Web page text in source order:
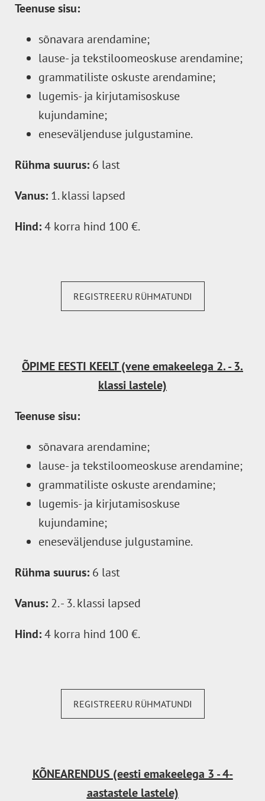
Teenuse sisu:
sõnavara arendamine;
lause- ja tekstiloomeoskuse arendamine;
grammatiliste oskuste arendamine;
lugemis- ja kirjutamisoskuse
kujundamine;
eneseväljenduse julgustamine.
Rühma suurus: 6 last
Vanus: 1. klassi lapsed
Hind:4 korra hind 100 €.
REGISTREERU RÜHMATUNDI
ÕPIME EESTI KEELT (vene emakeelega 2. - 3.
klassi lastele)
Teenuse sisu:
sõnavara arendamine;
lause- ja tekstiloomeoskuse arendamine;
grammatiliste oskuste arendamine;
lugemis- ja kirjutamisoskuse
kujundamine;
eneseväljenduse julgustamine.
Rühma suurus: 6 last
Vanus: 2. - 3. klassi lapsed
Hind:4 korra hind 100 €.
REGISTREERU RÜHMATUNDI
KÕNEARENDUS (eesti emakeelega 3 - 4-
aastastele lastele)